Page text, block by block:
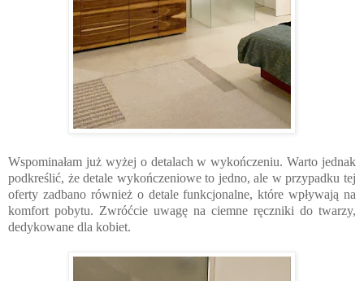
Wspominałam już wyżej o detalach w wykończeniu. Warto jednak
podkreślić, że detale wykończeniowe to jedno, ale w przypadku tej
oferty zadbano również o detale funkcjonalne, które wpływają na
komfort pobytu. Zwróćcie uwagę na ciemne ręczniki do twarzy,
dedykowane dla kobiet.